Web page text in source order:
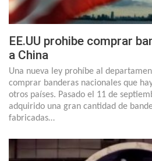
EE.UU prohibe comprar
a China
Una nueva ley prohíbe al
comprar banderas nacionales que
otros países. Pasado el 11 de
adquirido una gran cantidad de
fabricadas…